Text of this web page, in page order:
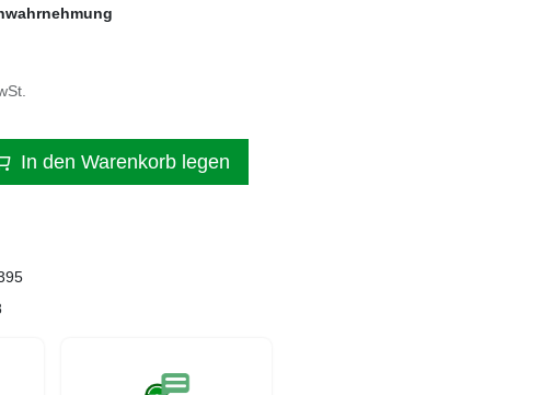
In den Warenkorb legen